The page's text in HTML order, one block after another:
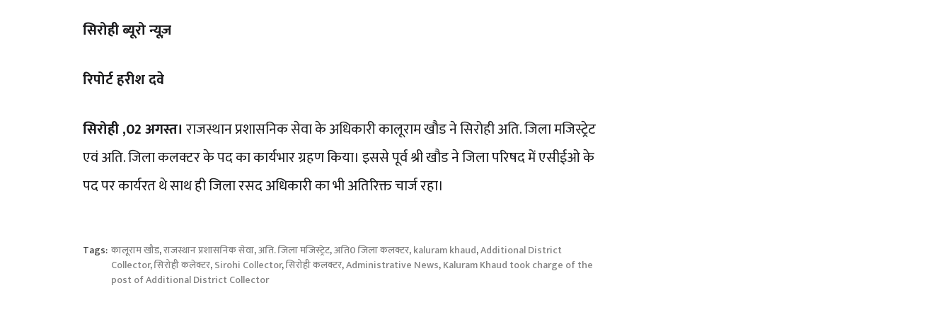
सिरोही ब्यूरो न्यूज़
रिपोर्ट हरीश दवे
सिरोही ,02 अगस्त। राजस्थान प्रशासनिक सेवा के अधिकारी कालूराम खौड ने सिरोही अति. जिला मजिस्ट्रेट
एवं अति. जिला कलक्टर के पद का कार्यभार ग्रहण किया। इससे पूर्व श्री खौड ने जिला परिषद में एसीईओ के
पद पर कार्यरत थे साथ ही जिला रसद अधिकारी का भी अतिरिक्त चार्ज रहा।
Tags: कालूराम खौड,राजस्थान प्रशासनिक सेवा,अति. जिला मजिस्ट्रेट,अति0 जिला कलक्टर,kaluram khaud,Additional District
Collector,सिरोही कलेक्टर,Sirohi Collector,सिरोही कलक्टर,Administrative News,Kaluram Khaud took charge of the
post of Additional District Collector